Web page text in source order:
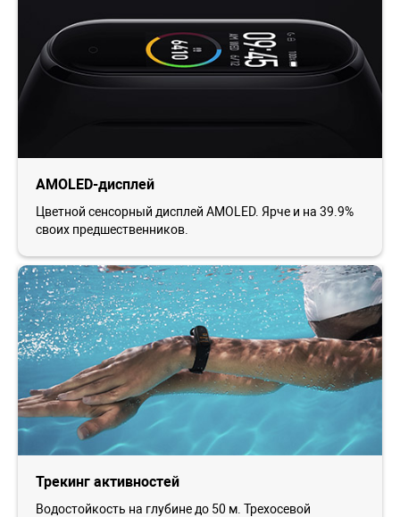
AMOLED-дисплей
Цветной сенсорный дисплей AMOLED. Ярче и на 39.9%
своих предшественников.
Трекинг активностей
Водостойкость на глубине до 50 м. Трехосевой